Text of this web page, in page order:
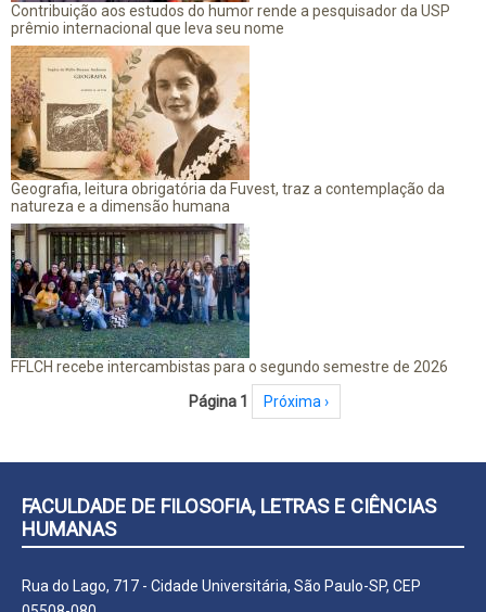
Contribuição aos estudos do humor rende a pesquisador da USP
prêmio internacional que leva seu nome
Geografia, leitura obrigatória da Fuvest, traz a contemplação da
natureza e a dimensão humana
FFLCH recebe intercambistas para o segundo semestre de 2026
Página 1 Próxima página
Próxima ›
FACULDADE DE FILOSOFIA, LETRAS E CIÊNCIAS
HUMANAS
Rua do Lago, 717 - Cidade Universitária, São Paulo-SP, CEP